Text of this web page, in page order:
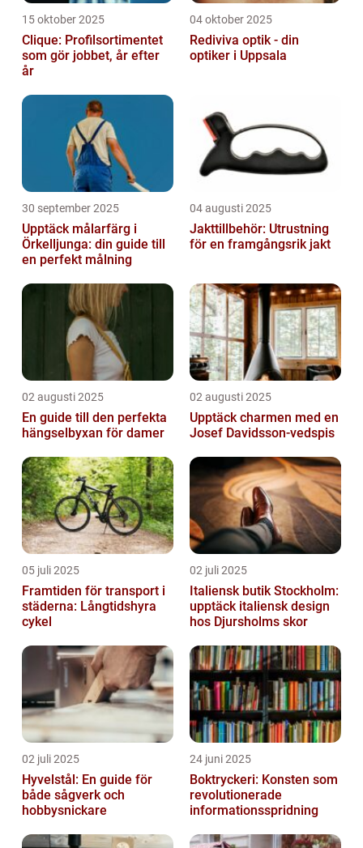
15 oktober 2025
Clique: Profilsortimentet
som gör jobbet, år efter
år
04 oktober 2025
Rediviva optik - din
optiker i Uppsala
30 september 2025
Upptäck målarfärg i
Örkelljunga: din guide till
en perfekt målning
04 augusti 2025
Jakttillbehör: Utrustning
för en framgångsrik jakt
02 augusti 2025
En guide till den perfekta
hängselbyxan för damer
02 augusti 2025
Upptäck charmen med en
Josef Davidsson-vedspis
05 juli 2025
Framtiden för transport i
städerna: Långtidshyra
cykel
02 juli 2025
Italiensk butik Stockholm:
upptäck italiensk design
hos Djursholms skor
02 juli 2025
Hyvelstål: En guide för
både sågverk och
hobbysnickare
24 juni 2025
Boktryckeri: Konsten som
revolutionerade
informationsspridning